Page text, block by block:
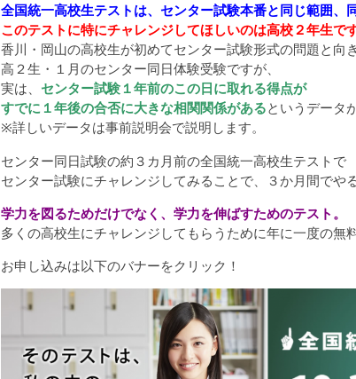
全国統一高校生テストは、センター試験本番と同じ範囲、
このテストに特にチャレンジしてほしいのは高校２年生です
香川・岡山の高校生が初めてセンター試験形式の問題と向
高２生・１月のセンター同日体験受験ですが、
実は、 センター試験１年前のこの日に取れる得点が
すでに１年後の合否に大きな相関関係があるというデータ
※詳しいデータは事前説明会で説明します。
センター同日試験の約３カ月前の全国統一高校生テストで
センター試験にチャレンジしてみることで、３か月間でや
学力を図るためだけでなく、学力を伸ばすためのテスト。
多くの高校生にチャレンジしてもらうために年に一度の無
お申し込みは以下のバナーをクリック！